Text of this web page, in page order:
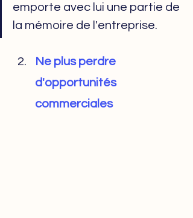
emporte avec lui une partie de
la mémoire de l'entreprise.
Ne plus perdre
d'opportunités
commerciales